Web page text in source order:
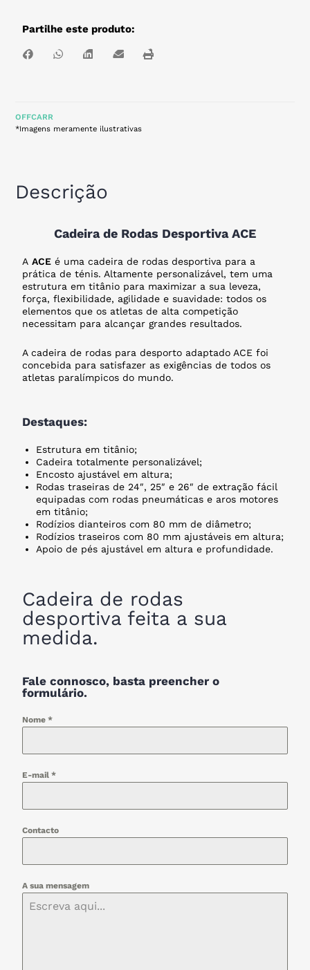
Partilhe este produto:
OFFCARR
*Imagens meramente ilustrativas
Descrição
Cadeira de Rodas Desportiva ACE
AACE é uma cadeira de rodas desportiva para a
prática de ténis. Altamente personalizável, tem uma
estrutura em titânio para maximizar a sua leveza,
força, flexibilidade, agilidade e suavidade: todos os
elementos que os atletas de alta competição
necessitam para alcançar grandes resultados.
A cadeira de rodas para desporto adaptado ACE foi
concebida para satisfazer as exigências de todos os
atletas paralímpicos do mundo.
Destaques:
Estrutura em titânio;
Cadeira totalmente personalizável;
Encosto ajustável em altura;
Rodas traseiras de 24″, 25″ e 26″ de extração fácil
equipadas com rodas pneumáticas e aros motores
em titânio;
Rodízios dianteiros com 80 mm de diâmetro;
Rodízios traseiros com 80 mm ajustáveis em altura;
Apoio de pés ajustável em altura e profundidade.
Cadeira de rodas
desportiva feita a sua
medida.
Fale connosco, basta preencher o
formulário.
Nome*
E-mail*
Contacto
A sua mensagem